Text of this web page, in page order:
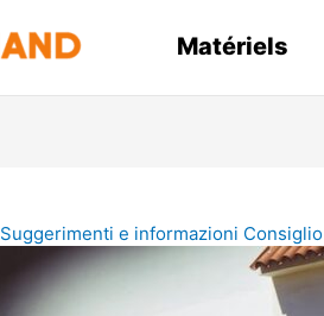
Matériels
Suggerimenti e informazioni Consiglio